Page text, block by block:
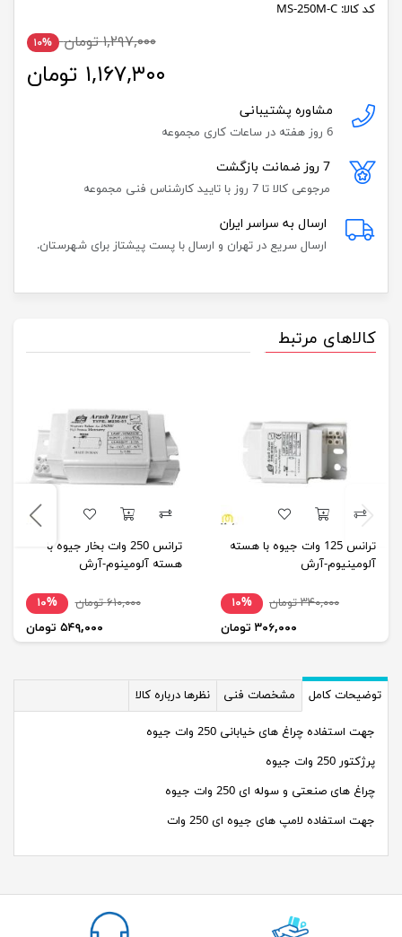
کد کالا: MS-250M-C
۱,۲۹۷,۰۰۰ تومان ۱۰%
۱,۱۶۷,۳۰۰ تومان
مشاوره پشتیبانی
6 روز هفته در ساعات کاری مجموعه
7 روز ضمانت بازگشت
مرجوعی کالا تا 7 روز با تایید کارشناس فنی مجموعه
ارسال به سراسر ایران
ارسال سریع در تهران و ارسال با پست پیشتاز برای شهرستان.
کالاهای مرتبط
ترانس 125 وات جیوه با هسته
آلومینیوم-آرش
۳۴۰,۰۰۰ تومان
۱۰%
۳۰۶,۰۰۰ تومان
ترانس 250 وات بخار جیوه با
هسته آلومینوم-آرش
۶۱۰,۰۰۰ تومان
۱۰%
۵۴۹,۰۰۰ تومان
توضیحات کامل مشخصات فنی نظرها درباره کالا
جهت استفاده چراغ های خیابانی 250 وات جیوه
پرژکتور 250 وات جیوه
چراغ های صنعتی و سوله ای 250 وات جیوه
جهت استفاده لامپ های جیوه ای 250 وات